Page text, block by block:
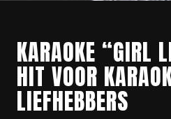
KARAOKE “GIRL
HIT VOOR
LIEFHEBBERS